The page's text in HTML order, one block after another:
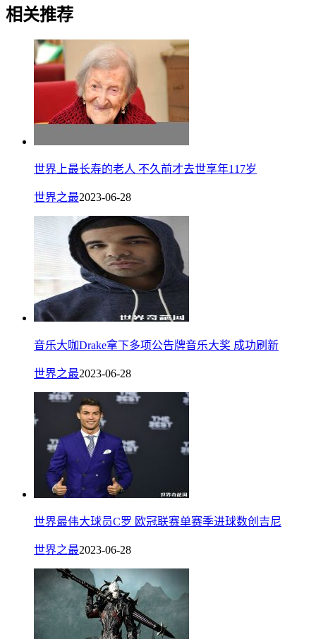
相关推荐
世界上最长寿的老人 不久前才去世享年117岁
世界之最2023-06-28
音乐大咖Drake拿下多项公告牌音乐大奖 成功刷新
世界之最2023-06-28
世界最伟大球员C罗 欧冠联赛单赛季进球数创吉尼
世界之最2023-06-28